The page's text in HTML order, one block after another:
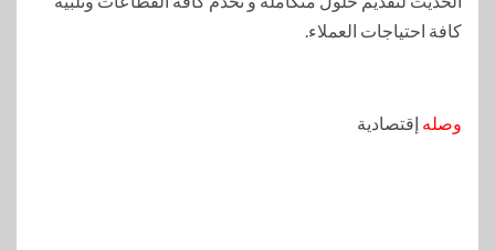
كافة احتياجات العملاء.
وصله إقتصادية